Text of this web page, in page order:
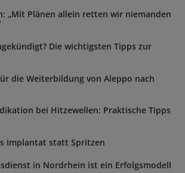
„Mit Plänen allein retten wir niemanden
Die wichtigsten Tipps zur
die Weiterbildung von Aleppo nach
bei Hitzewellen: Praktische Tipps
Implantat statt Spritzen
in Nordrhein ist ein Erfolgsmodell